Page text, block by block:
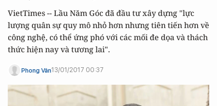
VietTimes -- Lầu Năm Góc đã đầu tư xây dựng "lực
lượng quân sự quy mô nhỏ hơn nhưng tiên tiến hơn về
công nghệ, có thể ứng phó với các mối đe dọa và thách
thức hiện nay và tương lai".
Phong Vân13/01/2017 00:37